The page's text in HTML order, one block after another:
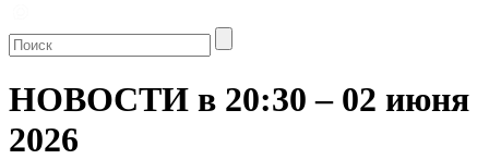
НОВОСТИ в 20:30 – 02 июня
2026